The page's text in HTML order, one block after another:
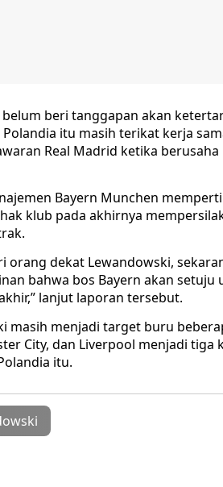
beri tanggapan akan
itu masih terikat kerja
Real Madrid ketika
Bayern Munchen
klub pada akhirnya
orang dekat Lewandowski,
bahwa bos Bayern akan
lanjut laporan tersebut.
masih menjadi target buru
City, dan Liverpool menjadi
itu.